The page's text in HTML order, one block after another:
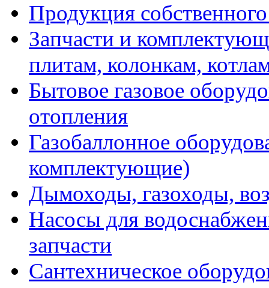
Продукция
Запчасти и
плитам, колонкам,
Бытовое газовое
отопления
Газобаллонное
комплектующие)
Дымоходы, газоходы,
Насосы для
запчасти
Сантехническое